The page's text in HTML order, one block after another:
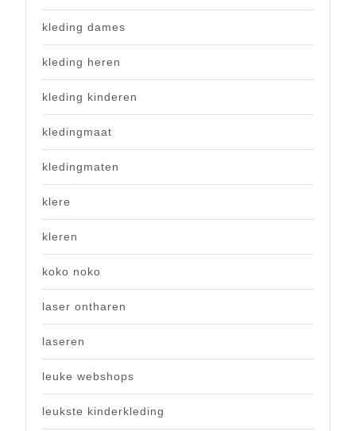
kleding dames
kleding heren
kleding kinderen
kledingmaat
kledingmaten
klere
kleren
koko noko
laser ontharen
laseren
leuke webshops
leukste kinderkleding